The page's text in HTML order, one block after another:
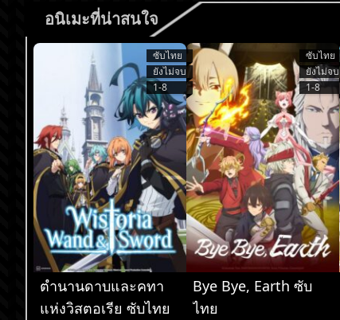
อนิเมะที่น่าสนใจ
ซับไทย
ยังไม่จบ
1-8
ตำนานดาบและคทา
แห่งวิสตอเรีย ซับไทย
ซับไทย
ยังไม่จบ
1-8
Bye Bye, Earth ซับ
ไทย